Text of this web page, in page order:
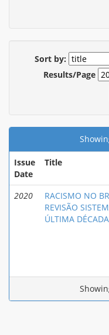
Sort by:
Results/Page
Issue
Date
Title
2020
RACISMO NO
REVISÃO
ÚLTIMA DÉCADA